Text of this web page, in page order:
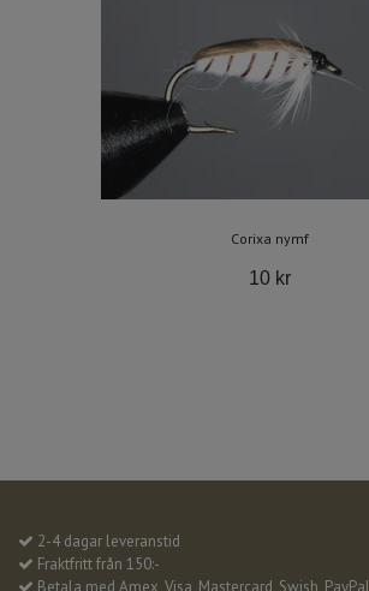
Corixa nymf
10 kr
2-4 dagar leveranstid
Fraktfritt från 150:-